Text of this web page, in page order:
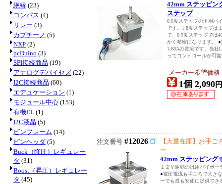
絶縁 (23)
コンパス (4)
リレー (3)
カプチーノ (5)
NXP (2)
pcDuino (3)
SPI接続商品 (19)
アナログデバイセズ (22)
I2C接続商品 (60)
エデュケーション (1)
モジュール中心 (153)
有機EL (1)
I2C液晶 (5)
ピンフレーム (14)
ピンヘッダ (5)
Buck（降圧）レギュレー
タ (31)
Boost（昇圧）レギュレー
タ (45)
42mm ステッピン
ステップ
0.9度ステップの汎用バ
です。1.8度ステップは
て、0.9度ステップでは
かく精密になります。 ●
1.68Aの電流です。当社
ってコントロールが可
メーカー希望価
1個 2,090円
注文番号 #12026
【大量在庫】お手
ー
42mm ステッピング
１２Ｖ駆動の汎用バイポ
●電圧電流も手ごろで大き
ーでも最も安価に提供でき